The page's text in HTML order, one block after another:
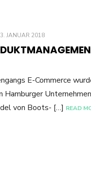
JANUAR 2018
E-Commerce
von Boots- […] READ